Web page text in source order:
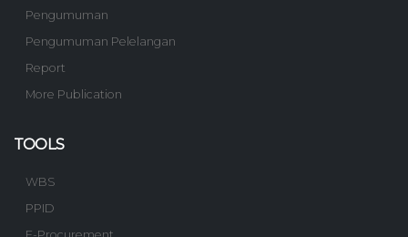
Pengumuman
Pengumuman Pelelangan
Report
More Publication
TOOLS
WBS
PPID